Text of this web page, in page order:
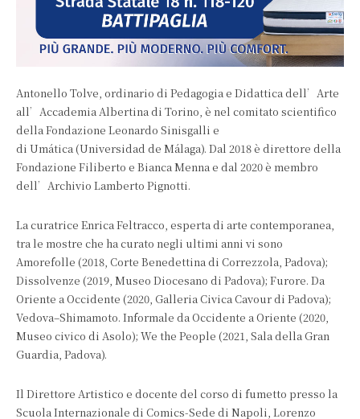
Antonello Tolve, ordinario di Pedagogia e Didattica dell’Arte
all’Accademia Albertina di Torino, è nel comitato scientifico
della Fondazione Leonardo Sinisgalli e
di Umática (Universidad de Málaga). Dal 2018 è direttore della
Fondazione Filiberto e Bianca Menna e dal 2020 è membro
dell’Archivio Lamberto Pignotti.
La curatrice Enrica Feltracco, esperta di arte contemporanea,
tra le mostre che ha curato negli ultimi anni vi sono
Amorefolle (2018, Corte Benedettina di Correzzola, Padova);
Dissolvenze (2019, Museo Diocesano di Padova); Furore. Da
Oriente a Occidente (2020, Galleria Civica Cavour di Padova);
Vedova–Shimamoto. Informale da Occidente a Oriente (2020,
Museo civico di Asolo); We the People (2021, Sala della Gran
Guardia, Padova).
Il Direttore Artistico e docente del corso di fumetto presso la
Scuola Internazionale di Comics-Sede di Napoli, Lorenzo